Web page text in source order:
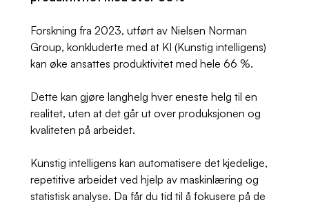
Forskning fra 2023, utført av Nielsen Norman
Group, konkluderte med at KI (Kunstig intelligens)
kan øke ansattes produktivitet med hele 66 %.
Dette kan gjøre langhelg hver eneste helg til en
realitet, uten at det går ut over produksjonen og
kvaliteten på arbeidet.
Kunstig intelligens kan automatisere det kjedelige,
repetitive arbeidet ved hjelp av maskinlæring og
statistisk analyse. Da får du tid til å fokusere på de